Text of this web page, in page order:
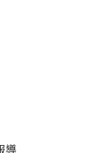
導